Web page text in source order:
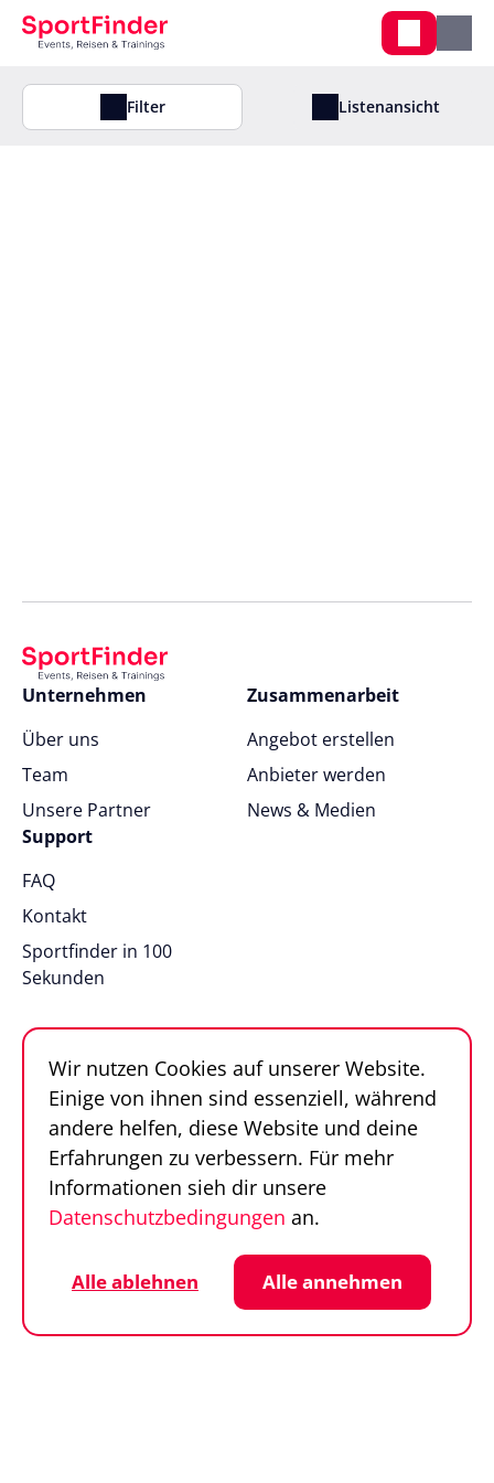
Listenansicht
Filter
Unternehmen
Über uns
Team
Unsere Partner
Zusammenarbeit
Angebot erstellen
Anbieter werden
News & Medien
Support
FAQ
Kontakt
Sportfinder in 100
Sekunden
© SportFinder 2026
Datenschutz
Cookie-Einstellungen
Impressum
AGB
Wir nutzen Cookies auf unserer Website.
Einige von ihnen sind essenziell, während
andere helfen, diese Website und deine
Erfahrungen zu verbessern. Für mehr
Informationen sieh dir unsere
Datenschutzbedingungen an.
Alle ablehnen Alle annehmen